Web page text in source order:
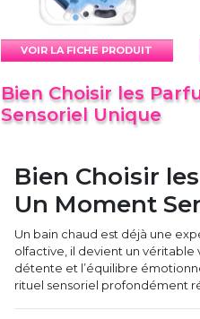
VOIR LA FICHE PRODUIT
Bien Choisir les
Sensoriel Unique
Bien Choisir
Un Moment
Un bain chaud est déjà une
olfactive, il devient un véritable
détente et l’équilibre
rituel sensoriel profondément